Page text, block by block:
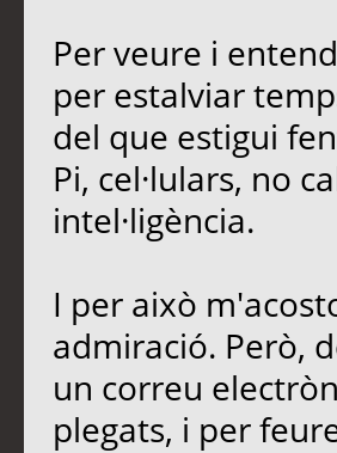
Per veure i
per estalviar
del que estigui
Pi, cel·lulars, no
intel·ligència.
I per això
admiració. Però,
un correu
plegats, i per